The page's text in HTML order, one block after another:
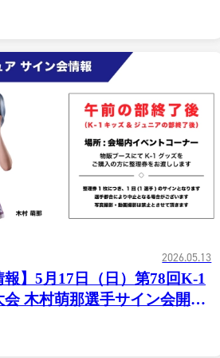
LINE(JP)
Youtube(JP)
Facebook(JP)
X(En)
Instagram(EN)
Youtube(EN)
Podcast(EN)
weibo(CH)
2026.05.13
報】5月17日（日）第78回K-1
会 木村萌那選手サイン会開催